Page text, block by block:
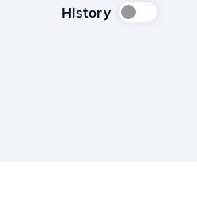
History